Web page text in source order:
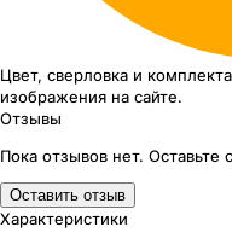
Цвет, сверловка и
изображения на сайте.
Отзывы
Пока отзывов нет. Оставьте
Оставить отзыв
Характеристики